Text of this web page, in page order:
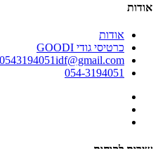
אודות
אודות
כרטיסי גודי GOODI
0543194051idf@gmail.com
054-3194051